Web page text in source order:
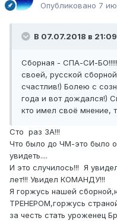
Опубликовано 7
В 07.07.2018 в
Сборная - СПА-СИ-
своей, русской
счастлив!) Болею с
года и вот дождался!)
кто имел своё мнение,
Сто раз ЗА!!!
Что было до ЧМ-это было
увидеть....
И это случилось!!! Я
лет!!! Увидел КОМАНДУ!!!
Я горжусь нашей
ТРЕНЕРОМ,горжусь
за честь стать уроженец